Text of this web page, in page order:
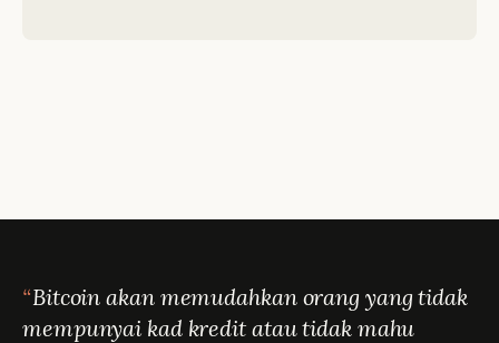
Bitcoin akan memudahkan orang yang tidak
mempunyai kad kredit atau tidak mahu